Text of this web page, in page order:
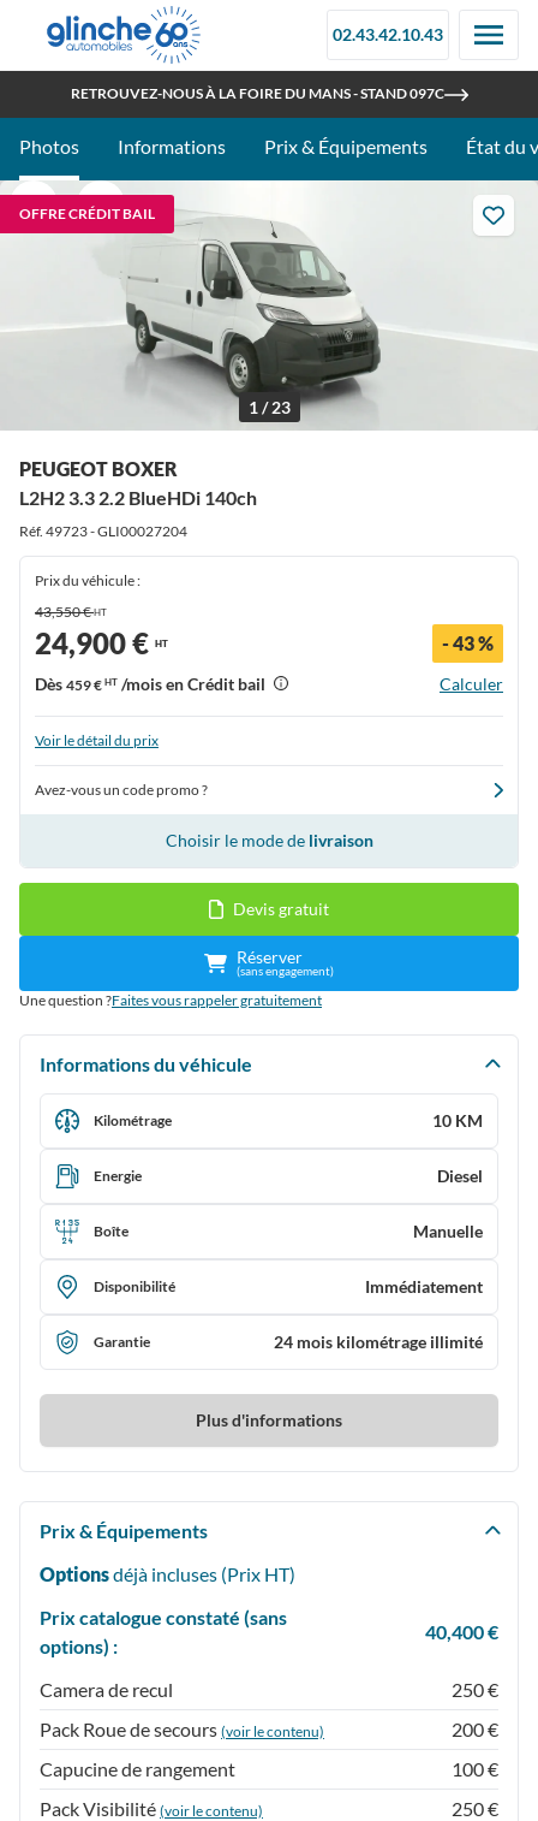
02.43.42.10.43
RETROUVEZ-NOUS À LA FOIRE DU MANS - STAND 097C
OUVERT TOUT L'ÉTÉ
Photos Informations Prix & Équipements État du
OFFRE CRÉDIT BAIL
1 / 23
PEUGEOT BOXER
L2H2 3.3 2.2 BlueHDi 140ch
Réf. 49723 - GLI00027204
Prix du véhicule :
43,550 €HT
24,900 € HT - 43 %
Dès 459 € HT /mois en Crédit bail Calculer
Voir le détail du prix
Avez-vous un code promo ?
Choisir le mode de livraison
Devis gratuit
Réserver
(sans engagement)
Une question ?Faites vous rappeler gratuitement
Informations du véhicule
Kilométrage 10 KM
Energie Diesel
Boîte Manuelle
Disponibilité Immédiatement
Garantie 24 mois kilométrage illimité
Plus d'informations
Prix & Équipements
Optionsdéjà incluses (Prix HT)
Prix catalogue constaté (sans
options) :
40,400 €
Camera de recul
250 €
Pack Roue de secours (voir le contenu)
200 €
Capucine de rangement
100 €
Pack Visibilité (voir le contenu)
250 €